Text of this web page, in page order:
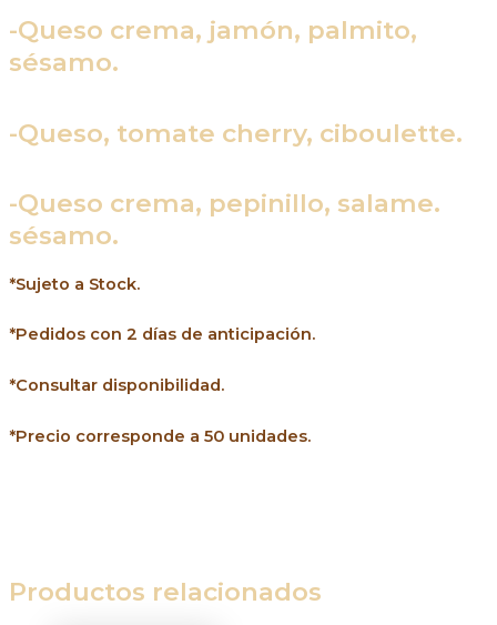
-Queso crema, jamón, palmito,
sésamo.
-Queso, tomate cherry, ciboulette.
-Queso crema, pepinillo, salame.
sésamo.
*Sujeto a Stock.
*Pedidos con 2 días de anticipación.
*Consultar disponibilidad.
*Precio corresponde a 50 unidades.
Productos relacionados